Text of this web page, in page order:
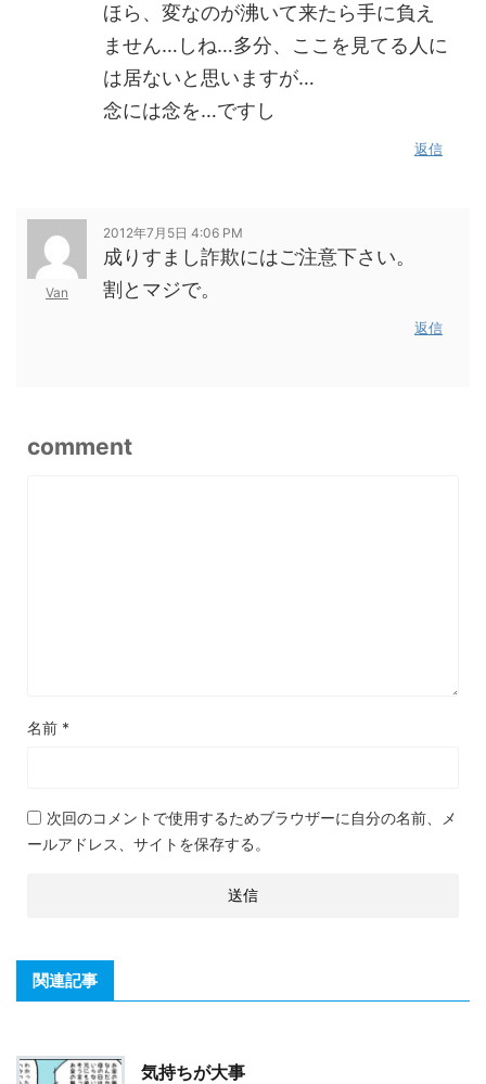
ほら、変なのが沸いて来たら手に負え
ません…しね…多分、ここを見てる人に
は居ないと思いますが…
念には念を…ですし
返信
Van
2012年7月5日 4:06 PM
成りすまし詐欺にはご注意下さい。
割とマジで。
返信
comment
名前 *
次回のコメントで使用するためブラウザーに自分の名前、メ
ールアドレス、サイトを保存する。
関連記事
気持ちが大事